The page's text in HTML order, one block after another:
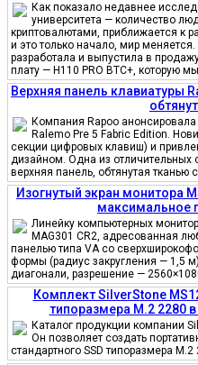
Как показало недавнее
университета — количество
криптовалютами, приближается к
и это только начало, мир
разработала и выпустила в
плату — H110 PRO BTC+, которую
Верхняя панель клавиатуры
Компания Rapoo
Ralemo Pre 5 Fabric Edition.
секции цифровых клавиш) и
дизайном. Одна из отличительных
верхняя панель, обтянутая
Изогнутый экран монитора
максимальное
Линейку компьютерных
MAG301 CR2, адресованная
панелью типа VA со
формы (радиус закругления — 1,5
диагонали, разрешение —
Комплект SilverStone
типоразмера M.2 2280
Каталог продукции компании
Он позволяет создать
стандартного SSD типоразмера